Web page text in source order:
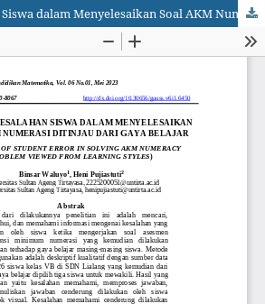
Analisis Kesalahan Siswa dalam Menyelesaikan Soal AKM Numerasi ditinjau dari Gaya Belajar